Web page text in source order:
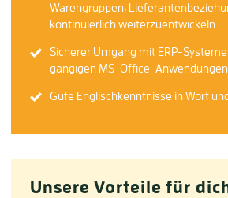
Warengruppen,
kontinuierlich weiterzuentwickeln
Sicherer Umgang mit ERP-
gängigen MS-Office-Anwendungen
Gute Englischkenntnisse in Wort
Unsere Vorteile für